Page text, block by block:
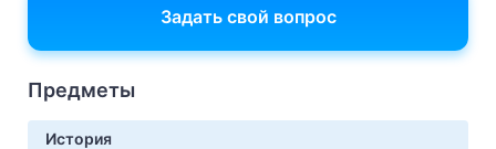
Задать свой вопрос
Предметы
История